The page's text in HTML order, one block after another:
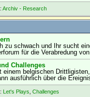
:Archiv - Research
zu schwach und Ihr sucht
für die Verabredung
Challenges
einem belgischen
ausführlich über die
: Let's Plays ,Challenges